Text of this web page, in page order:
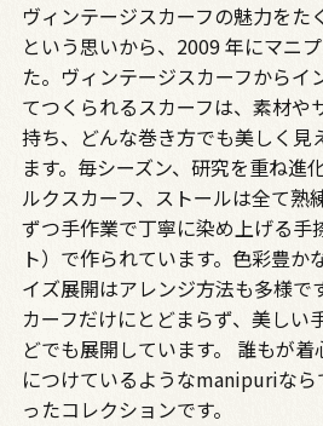
ヴィンテージスカーフの魅力をた
という思いから、2009 年にマニ
た。ヴィンテージスカーフからイ
てつくられるスカーフは、素材や
持ち、どんな巻き方でも美しく見
ます。毎シーズン、研究を重ね進
ルクスカーフ、ストールは全て熟
ずつ手作業で丁寧に染め上げる手
ト）で作られています。色彩豊か
イズ展開はアレンジ方法も多様で
カーフだけにとどまらず、美しい
どでも展開しています。 誰もが
につけているようなmanipuriなら
ったコレクションです。